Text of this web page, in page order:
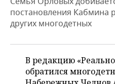
КОРОЛИ ГОСЗАКАЗА
ВУЗЫ ТАТАРСТАНА
ТОРГОВЫЕ ЦЕНТРЫ
ТАТАРСТАНА
ФИНАНСЫ
БАНКИ
ИНВЕСТИЦИИ
НОВОСТИ
ПРОМЫШЛЕННОСТИ
МАШИНОСТРОЕНИЕ
НЕДВИЖИМОСТЬ
НОВОСТИ
АВТО
НОВОСТИ БИЗНЕСА
ТЕХНОЛОГИИ
постановления Кабмина
других многодетных
В редакцию
обратился